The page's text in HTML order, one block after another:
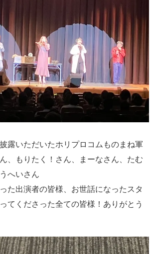
露いただいたホリプロコムものまね軍
、もりたく！さん、まーなさん、たむ
へいさん
た出演者の皆様、お世話になったスタ
てくださった全ての皆様！ありがとう